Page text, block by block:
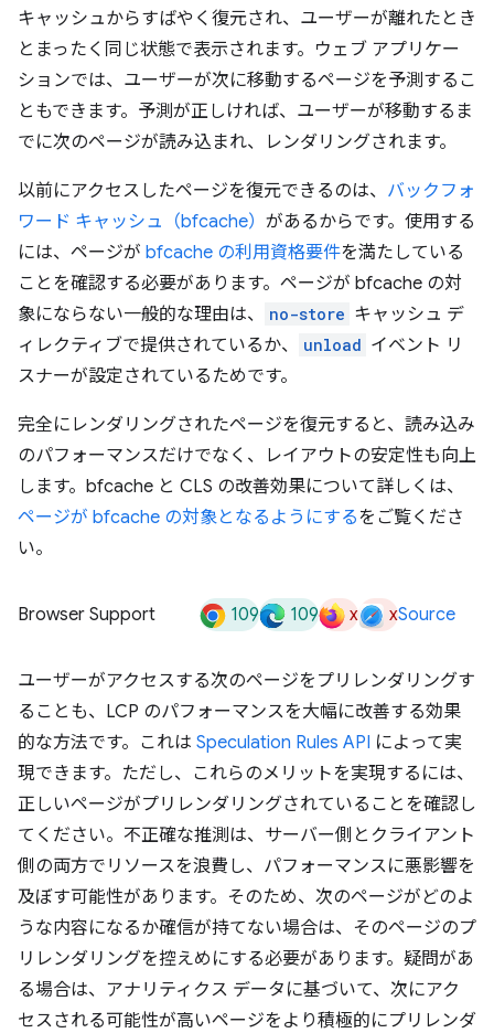
キャッシュからすばやく復元され、ユーザーが離れたとき
とまったく同じ状態で表示されます。ウェブ アプリケー
ションでは、ユーザーが次に移動するページを予測するこ
ともできます。予測が正しければ、ユーザーが移動するま
でに次のページが読み込まれ、レンダリングされます。
以前にアクセスしたページを復元できるのは、 バックフォ
ワード キャッシュ（bfcache） があるからです。使用する
には、ページが bfcache の利用資格要件を満たしている
ことを確認する必要があります。ページが bfcache の対
象にならない一般的な理由は、
no-store キャッシュ デ
ィレクティブで提供されているか、
unload イベント リ
スナーが設定されているためです。
完全にレンダリングされたページを復元すると、読み込み
のパフォーマンスだけでなく、レイアウトの安定性も向上
します。bfcache と CLS の改善効果について詳しくは、
ページが bfcache の対象となるようにするをご覧くださ
い。
Browser Support 109 109 x xSource
ユーザーがアクセスする次のページをプリレンダリングす
ることも、LCP のパフォーマンスを大幅に改善する効果
的な方法です。これは Speculation Rules API によって実
現できます。ただし、これらのメリットを実現するには、
正しいページがプリレンダリングされていることを確認し
てください。不正確な推測は、サーバー側とクライアント
側の両方でリソースを浪費し、パフォーマンスに悪影響を
及ぼす可能性があります。そのため、次のページがどのよ
うな内容になるか確信が持てない場合は、そのページのプ
リレンダリングを控えめにする必要があります。疑問があ
る場合は、アナリティクス データに基づいて、次にアク
セスされる可能性が高いページをより積極的にプリレンダ